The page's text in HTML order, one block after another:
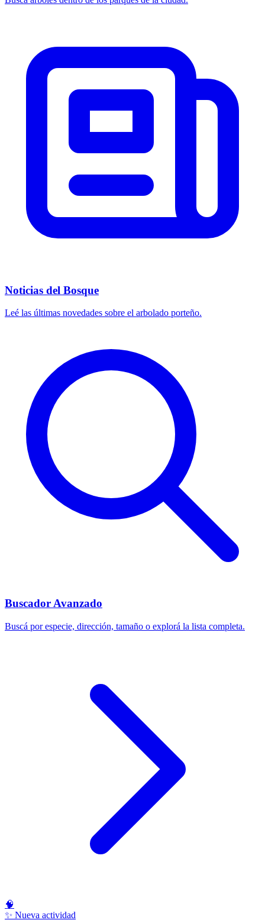
Noticias del Bosque
Leé las últimas novedades sobre el arbolado porteño.
Buscador Avanzado
Buscá por especie, dirección, tamaño o explorá la lista completa.
🧠
✨ Nueva actividad